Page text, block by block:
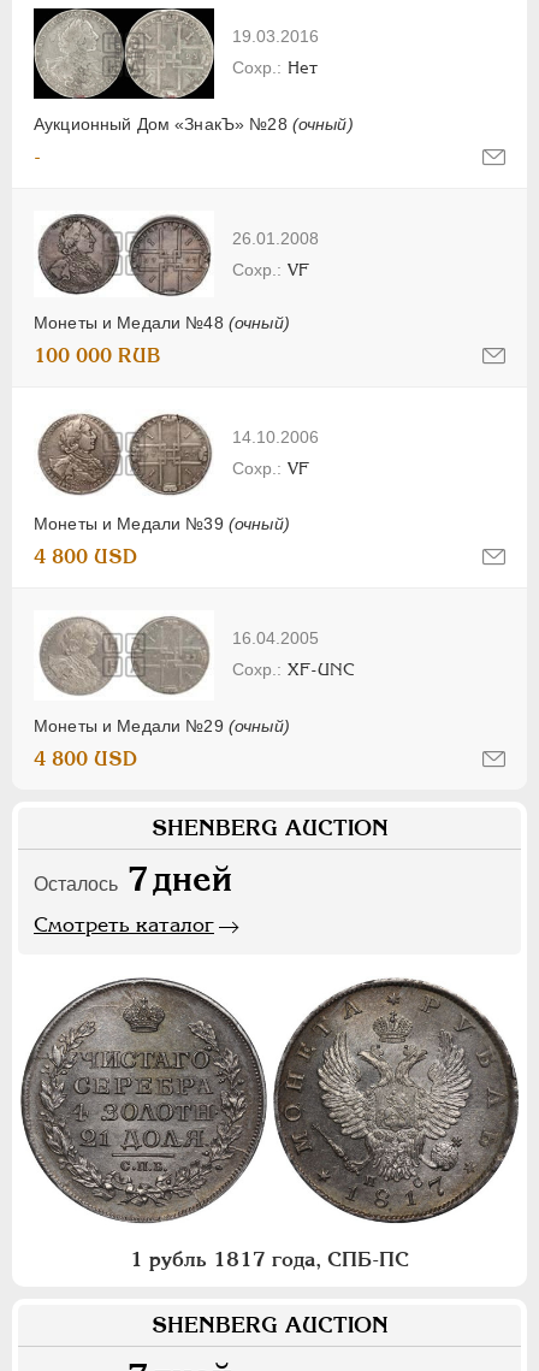
19.03.2016
Аукционный Дом «ЗнакЪ» №28 (очный)
Нет
-
26.01.2008
Монеты и Медали №48 (очный)
VF
100 000 RUB
14.10.2006
Монеты и Медали №39 (очный)
VF
4 800 USD
16.04.2005
Монеты и Медали №29 (очный)
XF-UNC
4 800 USD
SHENBERG AUCTION
Осталось 7дней
Смотреть каталог
1 рубль 1817 года, СПБ-ПС
SHENBERG AUCTION